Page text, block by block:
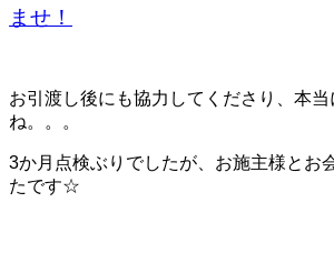
ませ！
お引渡し後にも協力してくださり、本
ね。。。
3か月点検ぶりでしたが、お施主様とお
たです☆